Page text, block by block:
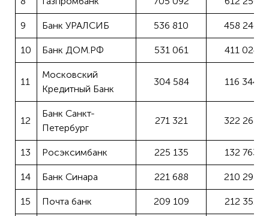
9 Банк УРАЛСИБ 536 810 458 246
10 Банк ДОМ.РФ 531 061 411 024
11
Московский
Кредитный Банк
304 584 116 344
12
Банк Санкт-
Петербург
271 321 322 268
13 Росэксимбанк 225 135 132 763
14 Банк Синара 221 688 210 298
15 Почта банк 209 109 212 352